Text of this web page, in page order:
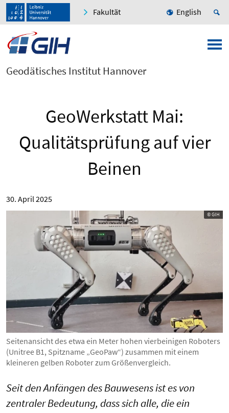
Fakultät English
Geodätisches Institut Hannover
GeoWerkstatt Mai:
Qualitätsprüfung auf vier
Beinen
30. April 2025
© GIH
Seitenansicht des etwa ein Meter hohen vierbeinigen Roboters
(Unitree B1, Spitzname „GeoPaw“) zusammen mit einem
kleineren gelben Roboter zum Größenvergleich.
Seit den Anfängen des Bauwesens ist es von
zentraler Bedeutung, dass sich alle, die ein